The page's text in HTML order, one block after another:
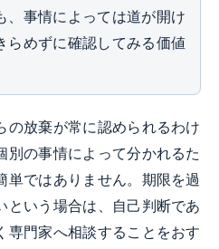
、事情によっては道が開け
らめずに確認してみる価値
の放棄が常に認められるわけ
別の事情によって分かれるた
単ではありません。期限を過
という場合は、自己判断であ
専門家へ相談することをおす